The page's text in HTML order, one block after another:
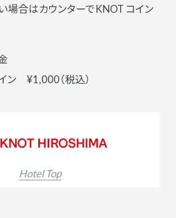
場合はカウンターでKNOT コイン
ン ¥1,000（税込）
Hotel Top